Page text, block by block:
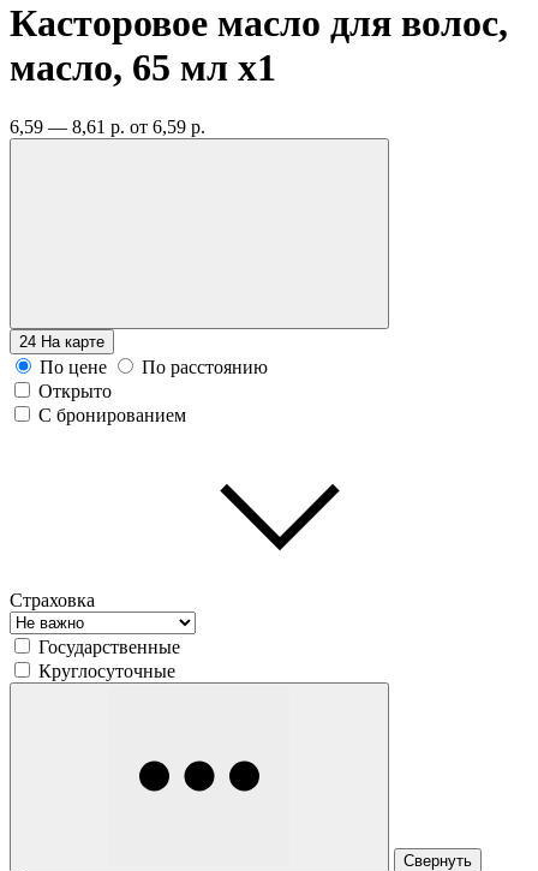
Касторовое масло для волос,
масло, 65 мл x1
6,59 — 8,61 р. от 6,59 р.
24 На карте
По цене
По расстоянию
Открыто
С бронированием
Страховка
Государственные
Круглосуточные
Свернуть